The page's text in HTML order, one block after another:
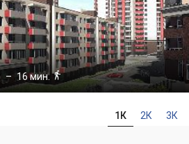
– 16 мин. 
1К 2К 3К